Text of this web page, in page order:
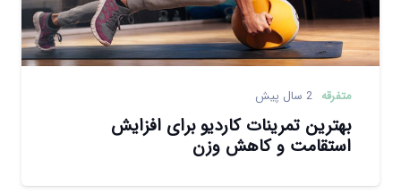
متفرقه 2 سال پیش
بهترین تمرینات کاردیو برای افزایش
استقامت و کاهش وزن